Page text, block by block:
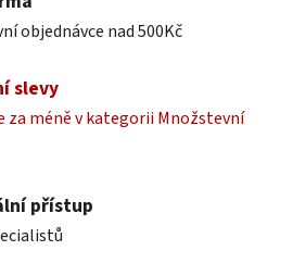
objednávce nad 500Kč
slevy
za méně v kategorii Množstevní
přístup